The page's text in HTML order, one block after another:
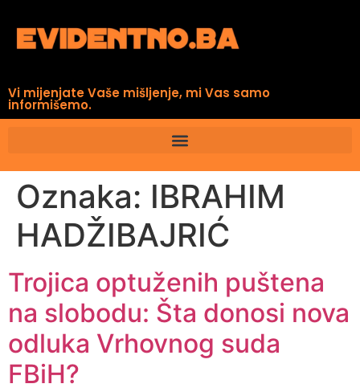
Vi mijenjate Vaše mišljenje, mi Vas samo
informišemo.
Oznaka: IBRAHIM
HADŽIBAJRIĆ
Trojica optuženih puštena
na slobodu: Šta donosi nova
odluka Vrhovnog suda
FBiH?